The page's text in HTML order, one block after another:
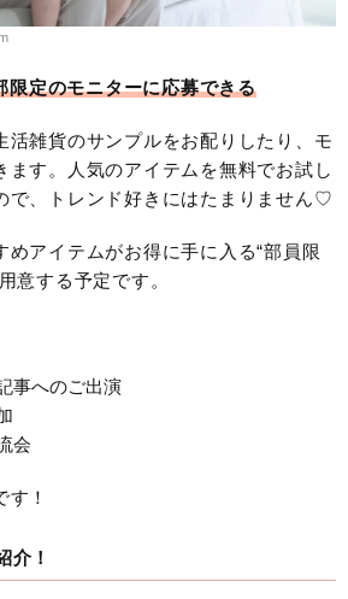
定のモニターに応募できる
活雑貨のサンプルをお配りしたり、モ
ます。人気のアイテムを無料でお試し
で、トレンド好きにはたまりません♡
めアイテムがお得に手に入る“部員限
意する予定です。
事へのご出演
会
！
介！